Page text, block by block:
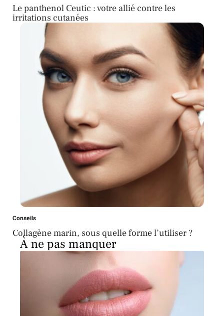
Le panthenol Ceutic : votre allié contre les
irritations cutanées
Conseils
Collagène marin, sous quelle forme l’utiliser ?
À ne pas manquer